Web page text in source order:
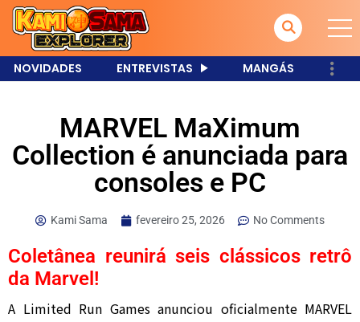
NOVIDADES ENTREVISTAS MANGÁS
MARVEL MaXimum
Collection é anunciada para
consoles e PC
Kami Sama fevereiro 25, 2026 No Comments
Coletânea reunirá seis clássicos retrô
da Marvel!
A Limited Run Games anunciou oficialmente MARVEL